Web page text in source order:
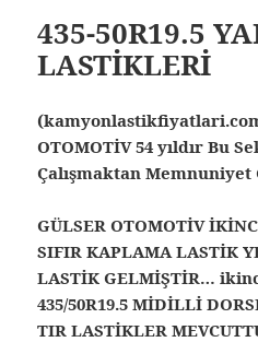
435-50R19.5
LASTİKLERİ
OTOMOTİV 54 yıldır Bu
Çalışmaktan
GÜLSER OTOMOTİV
SIFIR KAPLAMA LASTİK
LASTİK GELMİŞTİR…
435/50R19.5 MİDİLLİ
TIR LASTİKLER